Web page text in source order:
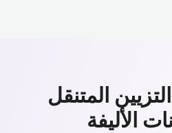
المتنقل
الأليفة